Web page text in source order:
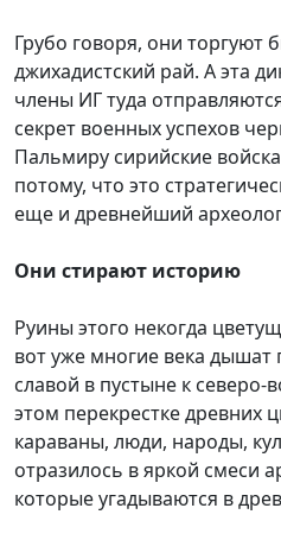
Грубо говоря, они торгуют
джихадистский рай. А эта
члены ИГ туда
секрет военных успехов
Пальмиру сирийские
потому, что это
еще и древнейший
Они стирают историю
Руины этого некогда
вот уже многие века
славой в пустыне к северо-
этом перекрестке древних
караваны, люди, народы,
отразилось в яркой смеси
которые угадываются в